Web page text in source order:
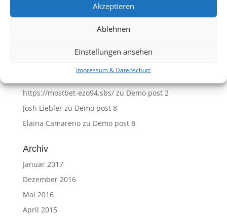
Akzeptieren
Ablehnen
Einstellungen ansehen
Impressum & Datenschutz
Neueste Kommentare
https://mostbet-ezo94.sbs/zu Demo post 2
Josh Lieblerzu Demo post 8
Elaina Camarenozu Demo post 8
Archiv
Januar 2017
Dezember 2016
Mai 2016
April 2015